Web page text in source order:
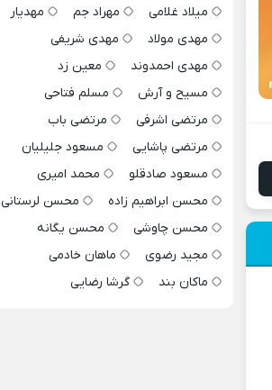
میلاد غلامی
مهراد جم
مهدیار
مهدی مولاد
مهدی شریفی
مهدی احمدوند
معین زد
مسیح و آرش
مسلم فتاحی
مرتضی اشرفی
مرتضی باب
مرتضی پاشایی
مسعود جلیلیان
مسعود صادقلو
محمد امیری
محسن ابراهیم زاده
محسن لرستانی
محسن چاوشی
محسن یگانه
مجید رضوی
ماهان خادمی
ماکان بند
گرشا رضایی